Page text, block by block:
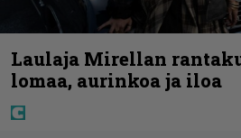
Laulaja Mirellan
lomaa, aurinkoa ja iloa